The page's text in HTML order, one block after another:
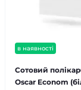
в наявності
Сотовий
Oscar Econom